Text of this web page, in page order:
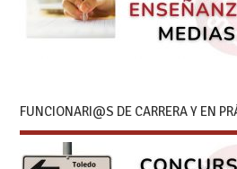
FUNCIONARI@S DE CARRERA Y EN